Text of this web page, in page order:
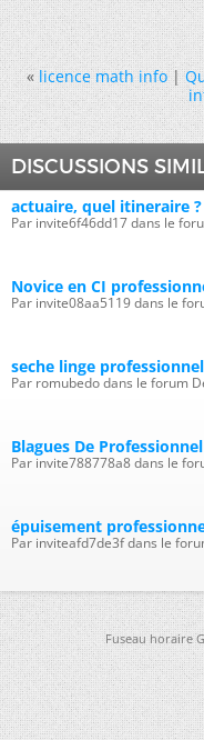
« licence math info|
DISCUSSIONS
actuaire, quel itineraire ?
Par invite6f46dd17 dans le
Novice en CI
Par invite08aa5119 dans le
seche linge professionnel
Par romubedo dans le forum
Blagues De Professionnel
Par invite788778a8 dans le
épuisement
Par inviteafd7de3f dans le
Fuseau horaire